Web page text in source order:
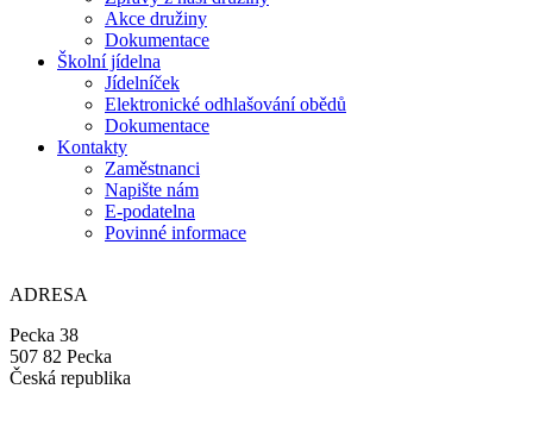
Akce družiny
Dokumentace
Školní jídelna
Jídelníček
Elektronické odhlašování obědů
Dokumentace
Kontakty
Zaměstnanci
Napište nám
E-podatelna
Povinné informace
ADRESA
Pecka 38
507 82 Pecka
Česká republika